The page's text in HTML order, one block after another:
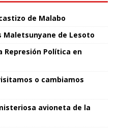
de Malabo
de Lesoto
Represión Política en
o cambiamos
avioneta de la